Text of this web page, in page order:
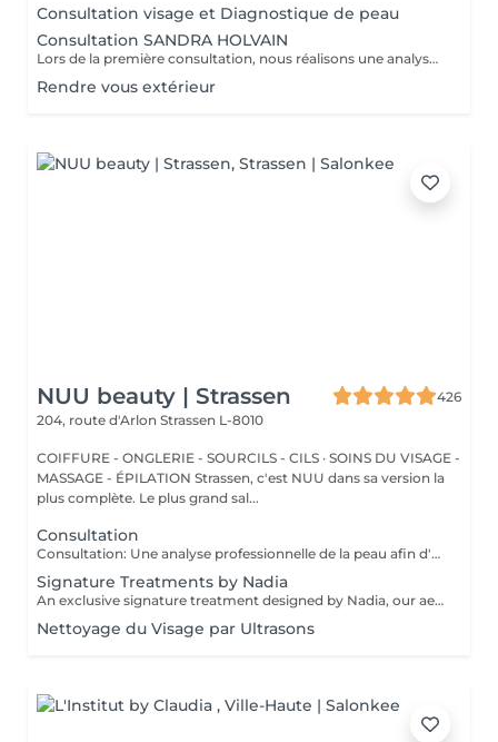
Consultation visage et Diagnostique de peau
Consultation SANDRA HOLVAIN
Lors de la première consultation, nous réalisons une analyse personnalisée de votre peau et de votre routine cosmétique. Nous définissons ensuite un plan de traitement sur mesure, adapté à vos besoins et à vos objectifs.
Rendre vous extérieur
NUU beauty | Strassen
426
204, route d'Arlon Strassen L-8010
COIFFURE - ONGLERIE - SOURCILS - CILS · SOINS DU VISAGE -
MASSAGE - ÉPILATION Strassen, c'est NUU dans sa version la
plus complète. Le plus grand sal...
Consultation
Consultation: Une analyse professionnelle de la peau afin d'évaluer son état, de discuter de vos préoccupations et de recommander les traitements ainsi que la routine de soins à domicile les plus adaptés. Consultation & Premier Soin: Une analyse professionnelle de la peau afin d'évaluer son état, de discuter de vos préoccupations et de recommander les traitements ainsi que la routine de soins à domicile les plus adaptés. Suivie d'un soin personnalisé conçu pour répondre aux besoins immédiats de votre peau. Le prix dépendra du type de procédure réalisée.
Signature Treatments by Nadia
An exclusive signature treatment designed by Nadia, our aesthetician, for the delicate eye and neck area. It delivers intensive hydration and improves skin elasticity, helping to restore firmness, smoothness, and a visibly refreshed appearance. The treatment helps reduce the appearance of fine lines, provides a gentle brightening effect around the eyes, and creates a natural lifting result for a more rested and youthful look. Another combination is eye- and neck-intensive hydration with a full facial treatment. This combination is ideal for clients seeking full-face care and an instantly refreshed, healthy look.
Nettoyage du Visage par Ultrasons